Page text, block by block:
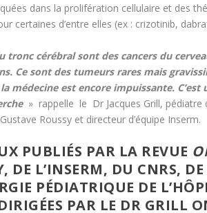
dans la prolifération cellulaire et des
certaines d’entre elles (ex : crizotinib,
tronc cérébral sont des cancers du
Ce sont des tumeurs rares mais
médecine est encore impuissante.
» rappelle le Dr Jacques Grill,
Roussy et directeur d’équipe Inserm.
PUBLIÉS PAR LA REVUE
DE L’INSERM, DU CNRS,
PÉDIATRIQUE DE
PAR LE DR GRILL